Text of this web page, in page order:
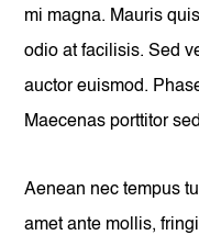
mi magna. Mauris
odio at facilisis. Sed
auctor euismod.
Maecenas porttitor
Aenean nec tempus
amet ante mollis,